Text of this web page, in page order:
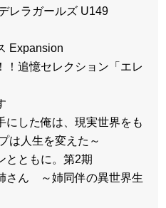
レラガールズ U149
Expansion
！追憶セレクション「エレ
にした俺は、現実世界をも
は人生を変えた～
とともに。第2期
さん ～姉同伴の異世界生